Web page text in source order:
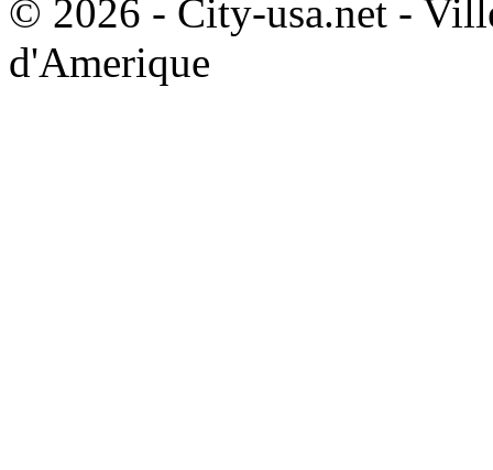
© 2026 - City-usa.net -
d'Amerique